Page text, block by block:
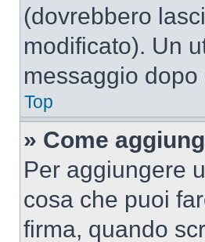
(dovrebbero
modificato). Un
messaggio
Top
» Come
Per aggiungere
cosa che puoi
firma, quando